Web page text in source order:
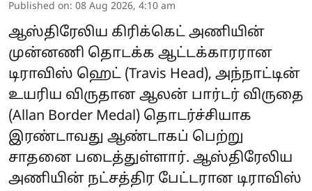
Published on: 08 Aug 2026, 4:10 am
ஆஸ்திரேலிய கிரிக்கெட் அணியின்
முன்னணி தொடக்க ஆட்டக்காரரான
டிராவிஸ் ஹெட் (Travis Head), அந்நாட்டின்
உயரிய விருதான ஆலன் பார்டர் விருதை
(Allan Border Medal) தொடர்ச்சியாக
இரண்டாவது ஆண்டாகப் பெற்று
சாதனை படைத்துள்ளார். ஆஸ்திரேலிய
அணியின் நட்சத்திர பேட்டரான டிராவிஸ்